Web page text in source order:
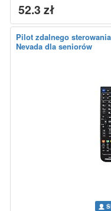
52.3 zł
Pilot zdalnego
Nevada dla seniorów